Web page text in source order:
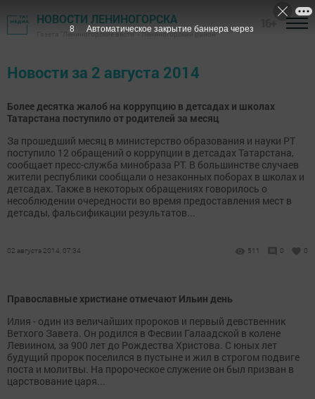
НОВОСТИ ЛЕНИНОГОРСКА
Газета "Лениногорские вести" - Лениногорский район
Новости за 2 августа 2014
Более десятка жалоб на коррупцию в детсадах и школах
Татарстана поступило от родителей за месяц
За прошедший месяц в министерство образования и науки РТ
поступило 12 обращений о коррупции в детсадах Татарстана,
сообщает пресс-служба минобраза РТ. В большинстве случаев
жители республики сообщали о незаконных поборах в школах и
детсадах. Также в некоторых обращениях говорилось о
несоблюдении очередности во время предоставления мест в
детсады, фальсификации результатов...
02 августа 2014, 07:34 511 0 0
Православные христиане отмечают Ильин день
Илия - один из величайших пророков и первый девственник
Ветхого Завета. Он родился в Фесвии Галаадской в колене
Левиином, за 900 лет до Рождества Христова. С юных лет
будущий пророк поселился в пустыне и жил в строгом подвиге
поста и молитвы. На пророческое служение он был призван в
царствование царя...
7 Автоматическое закрытие баннера через